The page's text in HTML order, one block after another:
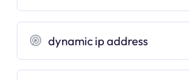
dynamic ip address